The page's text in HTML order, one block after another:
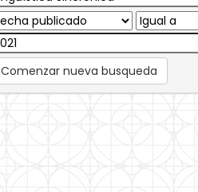
Comenzar nueva busqueda